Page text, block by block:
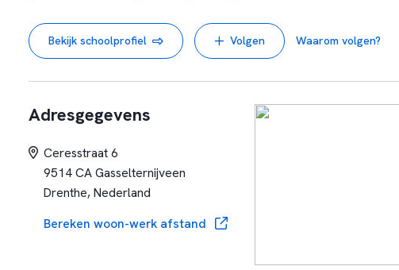
Bekijk schoolprofiel Volgen Waarom volgen?
Adresgegevens
Ceresstraat 6
9514 CA Gasselternijveen
Drenthe, Nederland
Bereken woon-werk afstand